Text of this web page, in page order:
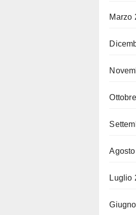
Marzo
Luglio